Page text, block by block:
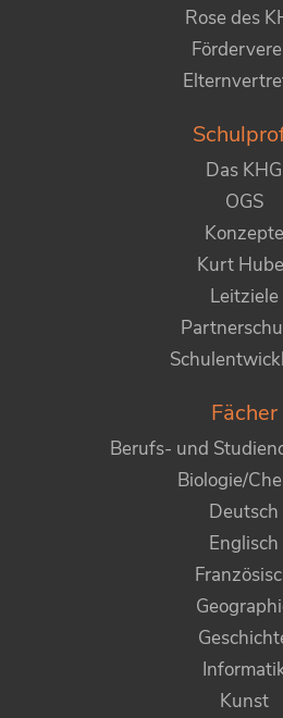
Rose des
Das KHG
OGS
Konzepte
Kurt
Leitziele
Fächer
Berufs- und
Biologie/
Deutsch
Englisch
Kunst